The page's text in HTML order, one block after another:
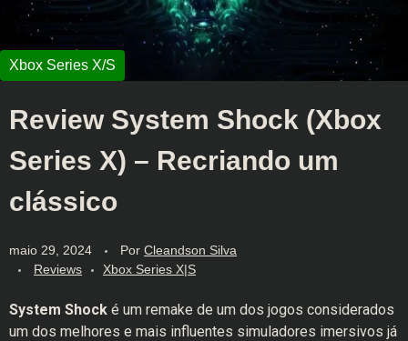
Review System Shock (Xbox
Series X) – Recriando um
clássico
maio 29, 2024 Por Cleandson Silva
Reviews
Xbox Series X|S
System Shock é um remake de um dos jogos considerados
um dos melhores e mais influentes simuladores imersivos já